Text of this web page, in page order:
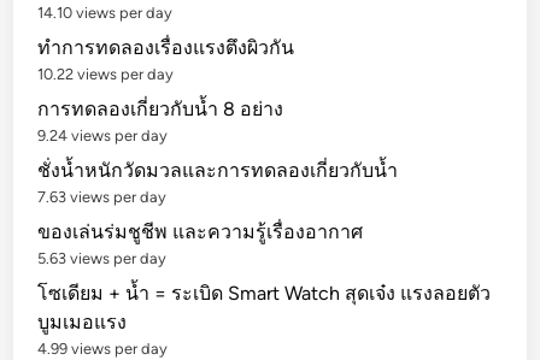
14.10 views per day
ทำการทดลองเรื่องแรงตึงผิวกัน
10.22 views per day
การทดลองเกี่ยวกับน้ำ 8 อย่าง
9.24 views per day
ชั่งน้ำหนักวัดมวลและการทดลองเกี่ยวกับน้ำ
7.63 views per day
ของเล่นร่มชูชีพ และความรู้เรื่องอากาศ
5.63 views per day
โซเดียม + น้ำ = ระเบิด Smart Watch สุดเจ๋ง แรงลอยตัว
บูมเมอแรง
4.99 views per day